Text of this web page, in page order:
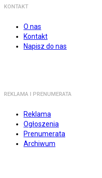
KONTAKT
O nas
Kontakt
Napisz do nas
REKLAMA I PRENUMERATA
Reklama
Ogłoszenia
Prenumerata
Archiwum